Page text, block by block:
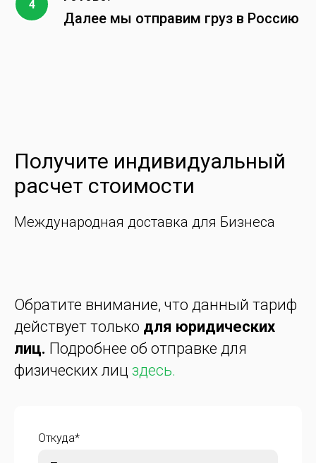
Далее мы отправим груз в Россию
Получите индивидуальный
расчет стоимости
Международная доставка для Бизнеса
Обратите внимание, что данный тариф
действует только для юридических
лиц. Подробнее об отправке для
физических лиц здесь.
Откуда*